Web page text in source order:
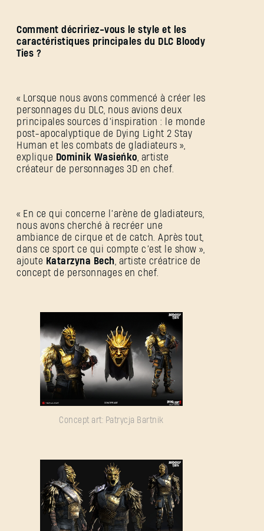
Comment décririez-vous le style et les
caractéristiques principales du DLC Bloody
Ties ?
« Lorsque nous avons commencé à créer les
personnages du DLC, nous avions deux
principales sources d’inspiration : le monde
post-apocalyptique de Dying Light 2 Stay
Human et les combats de gladiateurs »,
explique Dominik Wasieńko, artiste
créateur de personnages 3D en chef.
« En ce qui concerne l’arène de gladiateurs,
nous avons cherché à recréer une
ambiance de cirque et de catch. Après tout,
dans ce sport ce qui compte c’est le show »,
ajoute Katarzyna Bech, artiste créatrice de
concept de personnages en chef.
Concept art: Patrycja Bartnik